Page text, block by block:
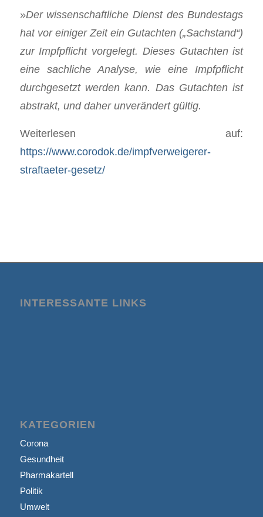
»Der wissenschaftliche Dienst des Bundestags
hat vor einiger Zeit ein Gutachten („Sachstand“)
zur Impfpflicht vorgelegt. Dieses Gutachten ist
eine sachliche Analyse, wie eine Impfpflicht
durchgesetzt werden kann. Das Gutachten ist
abstrakt, und daher unverändert gültig.
Weiterlesen auf:
https://www.corodok.de/impfverweigerer-
straftaeter-gesetz/
INTERESSANTE LINKS
KATEGORIEN
Corona
Gesundheit
Pharmakartell
Politik
Umwelt